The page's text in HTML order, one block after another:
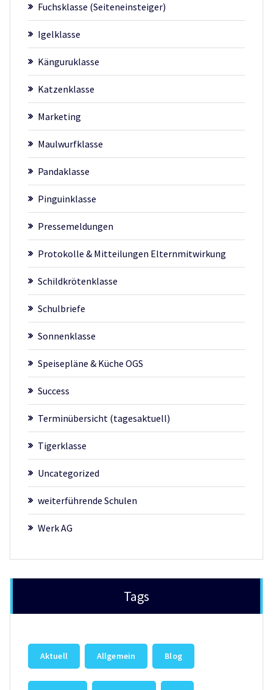
Fuchsklasse (Seiteneinsteiger)
Igelklasse
Känguruklasse
Katzenklasse
Marketing
Maulwurfklasse
Pandaklasse
Pinguinklasse
Pressemeldungen
Protokolle & Mitteilungen Elternmitwirkung
Schildkrötenklasse
Schulbriefe
Sonnenklasse
Speisepläne & Küche OGS
Success
Terminübersicht (tagesaktuell)
Tigerklasse
Uncategorized
weiterführende Schulen
Werk AG
Tags
Aktuell Allgemein Blog